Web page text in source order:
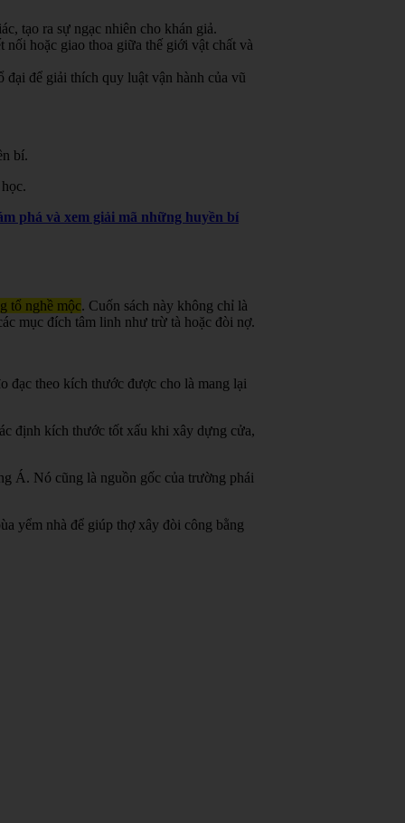
tạo ra sự ngạc nhiên cho khán giả.
hoặc giao thoa giữa thế giới vật chất và
để giải thích quy luật vận hành của vũ
bí.
phá và xem giải mã những huyền bí
tổ nghề mộc. Cuốn sách này không chỉ là
mục đích tâm linh như trừ tà hoặc đòi nợ.
đạc theo kích thước được cho là mang lại
định kích thước tốt xấu khi xây dựng cửa,
Á. Nó cũng là nguồn gốc của trường phái
yểm nhà để giúp thợ xây đòi công bằng